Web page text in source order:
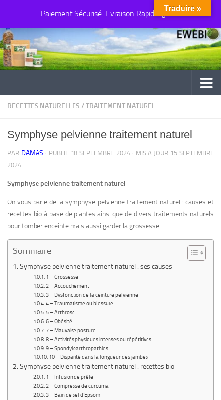
Paiement Sécurisé. Livraison Rapide Ignorer
Au dessous du contenu
RECETTES NATURELLES /TRAITEMENT NATUREL
Symphyse pelvienne traitement naturel
PAR DAMAS · PUBLIÉ 18 SEPTEMBRE 2024· MIS À JOUR 15 SEPTEMBRE
2024
Symphyse pelvienne traitement naturel
On vous parle de la symphyse pelvienne traitement naturel : causes et
recettes bio à base de plantes ainsi que de divers traitements naturels
pour tomber enceinte mais aussi garder la grossesse.
Sommaire
Symphyse pelvienne traitement naturel : ses causes
1 – Grossesse
2 – Accouchement
3 – Dysfonction de la ceinture pelvienne
4 – Traumatisme ou blessure
5 – Arthrose
6 – Obésité
7 – Mauvaise posture
8 – Activités physiques intenses ou répétitives
9 – Spondyloarthropathies
10 – Disparité dans la longueur des jambes
Symphyse pelvienne traitement naturel : recettes bio
1 – Infusion de prêle
2 – Compresse de curcuma
3 – Bain de sel d’Epsom
Traduire »